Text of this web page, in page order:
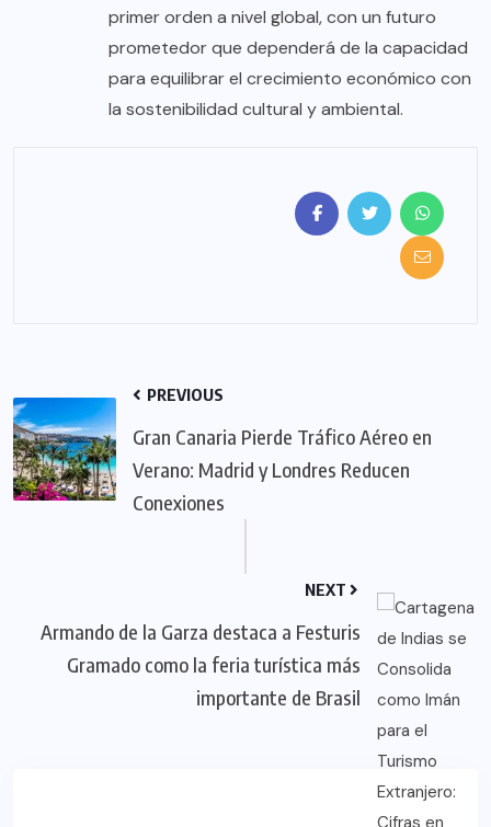
primer orden a nivel global, con un futuro
prometedor que dependerá de la capacidad
para equilibrar el crecimiento económico con
la sostenibilidad cultural y ambiental.
PREVIOUS
Gran Canaria Pierde Tráfico Aéreo en
Verano: Madrid y Londres Reducen
Conexiones
NEXT
Armando de la Garza destaca a Festuris
Gramado como la feria turística más
importante de Brasil